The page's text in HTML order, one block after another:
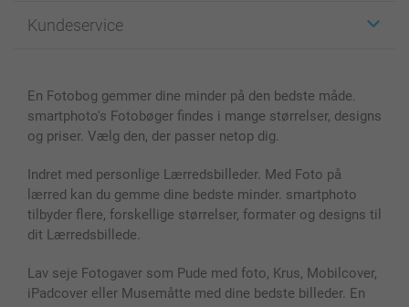
Fotobøger
Cover til mobil & tablet
MyNameBook
Fotorammer & Tilbehør
Alle fotoprodukter
For affiliate
Sitemap
Betingelser og garantier
Kundeservice
smartbonus
Priser & betaling
En Fotobog gemmer dine minder på den bedste måde.
smartphoto's Fotobøger findes i mange størrelser, designs
og priser. Vælg den, der passer netop dig.
Indret med personlige Lærredsbilleder. Med Foto på
lærred kan du gemme dine bedste minder. smartphoto
tilbyder flere, forskellige størrelser, formater og designs til
dit Lærredsbillede.
Lav seje Fotogaver som Pude med foto, Krus, Mobilcover,
iPadcover eller Musemåtte med dine bedste billeder. En